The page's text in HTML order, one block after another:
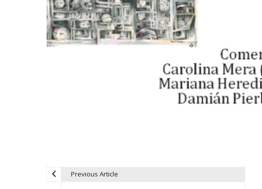
Previous Article